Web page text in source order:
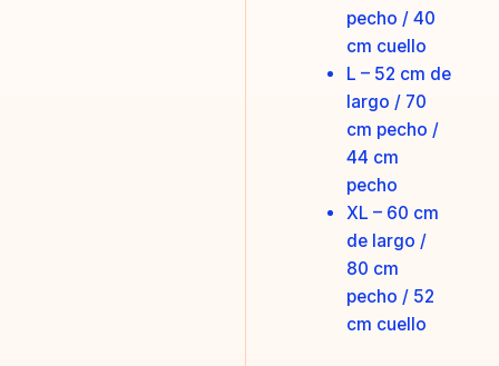
pecho / 40
cm cuello
L – 52 cm de
largo / 70
cm pecho /
44 cm
pecho
XL – 60 cm
de largo /
80 cm
pecho / 52
cm cuello